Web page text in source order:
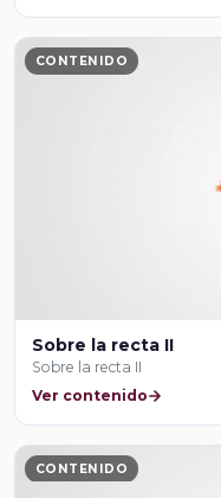
CONTENIDO
Sobre la recta II
Sobre la recta II
Ver contenido
CONTENIDO